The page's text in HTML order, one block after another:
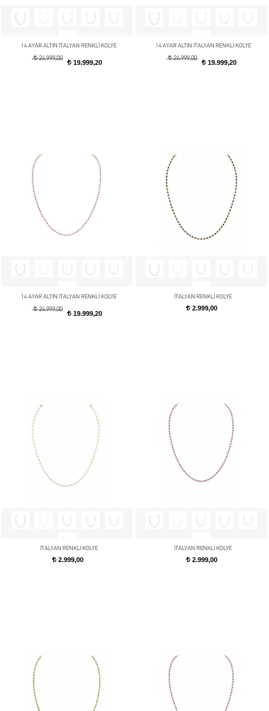
14 AYAR ALTIN İTALYAN RENKLİ KOLYE
t24.999,00
t 19.999,20
14 AYAR ALTIN İTALYAN RENKLİ KOLYE
t24.999,00
t19.999,20
14 AYAR ALTIN İTALYAN RENKLİ KOLYE
t24.999,00
t 19.999,20
İTALYAN RENKLİ KOLYE
t 2.999,00
İTALYAN RENKLİ KOLYE
t2.999,00
İTALYAN RENKLİ KOLYE
t 2.999,00